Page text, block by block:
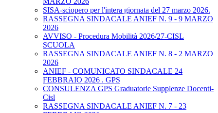
SISA-sciopero per l'intera giornata del 27 marzo 2026.
RASSEGNA SINDACALE ANIEF N. 9 - 9 MARZO
2026
AVVISO - Procedura Mobilità 2026/27-CISL
SCUOLA
RASSEGNA SINDACALE ANIEF N. 8 - 2 MARZO
2026
ANIEF - COMUNICATO SINDACALE 24
FEBBRAIO 2026 . GPS
CONSULENZA GPS Graduatorie Supplenze Docenti-
Cisl
RASSEGNA SINDACALE ANIEF N. 7 - 23